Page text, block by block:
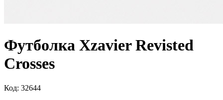
Футболка Xzavier Revisted
Crosses
Код: 32644